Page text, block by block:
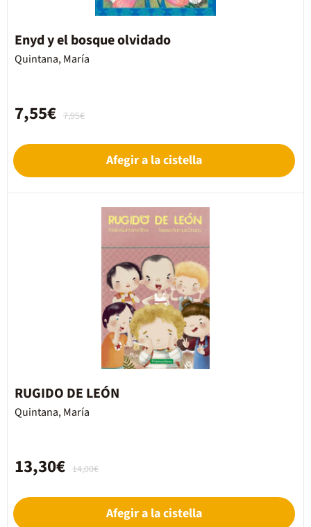
Enyd y el bosque olvidado
Quintana, María
7,95€
7,55€
Afegir a la cistella
RUGIDO DE LEÓN
Quintana, María
14,00€
13,30€
Afegir a la cistella